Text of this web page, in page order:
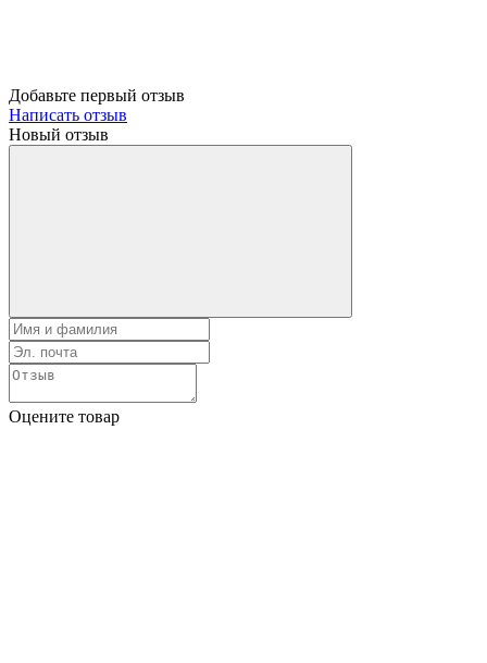
Добавьте первый отзыв
Написать отзыв
Новый отзыв
Оцените товар